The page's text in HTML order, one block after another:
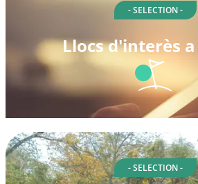
- SELECTION -
Llocs d'interès
- SELECTION -